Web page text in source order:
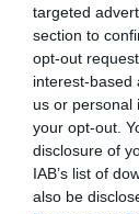
targeted
section to
opt-out
interest-based
us or personal
your opt-out.
disclosure of
IAB’s list of
also be